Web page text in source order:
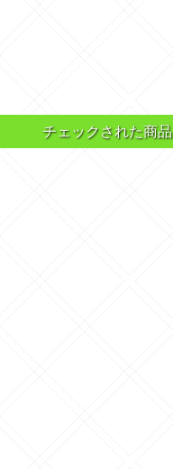
チェックされた商品